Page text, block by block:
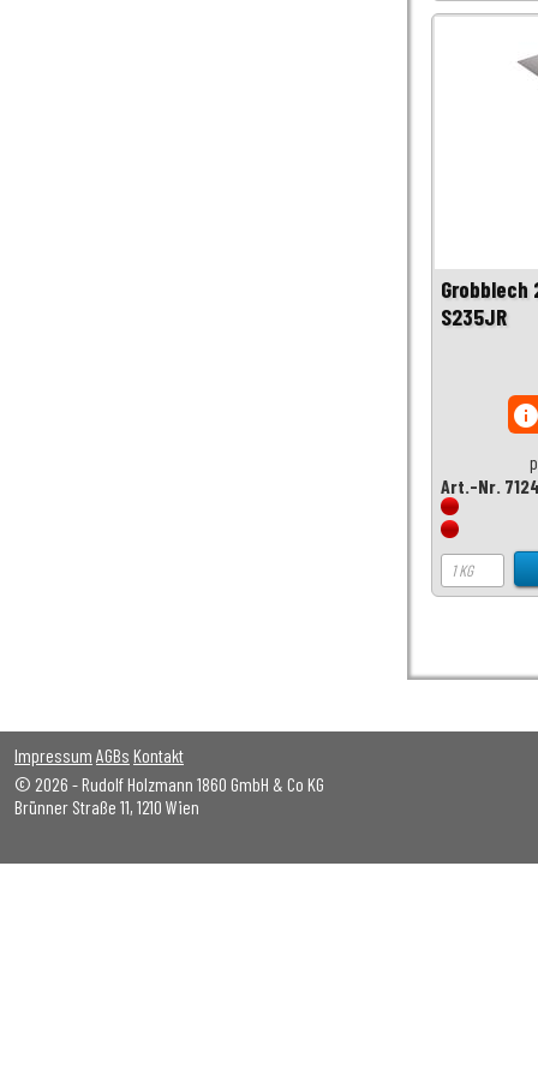
Grobblech
S235JR
Art.-Nr.
Impressum AGBs Kontakt
© 2026 - Rudolf Holzmann 1860 GmbH & Co KG
Brünner Straße 11, 1210 Wien